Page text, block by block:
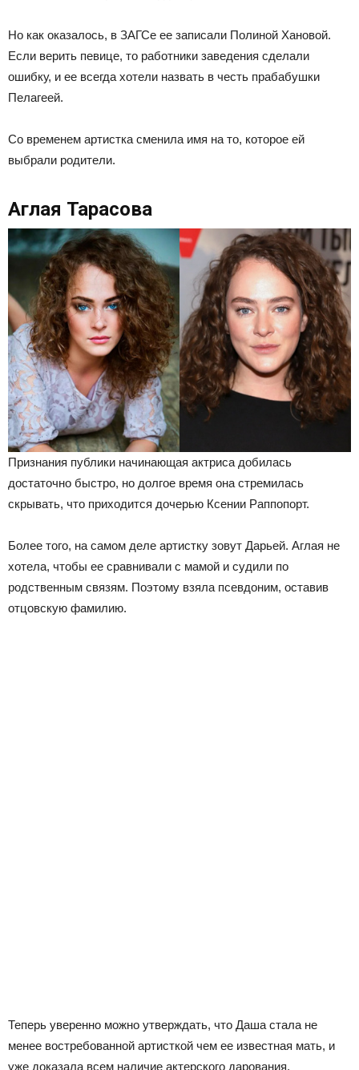
Но как оказалось, в ЗАГСе ее записали Полиной Хановой.
Если верить певице, то работники заведения сделали
ошибку, и ее всегда хотели назвать в честь прабабушки
Пелагеей.
Со временем артистка сменила имя на то, которое ей
выбрали родители.
Аглая Тарасова
Признания публики начинающая актриса добилась
достаточно быстро, но долгое время она стремилась
скрывать, что приходится дочерью Ксении Раппопорт.
Более того, на самом деле артистку зовут Дарьей. Аглая не
хотела, чтобы ее сравнивали с мамой и судили по
родственным связям. Поэтому взяла псевдоним, оставив
отцовскую фамилию.
Теперь уверенно можно утверждать, что Даша стала не
менее востребованной артисткой чем ее известная мать, и
уже доказала всем наличие актерского дарования.